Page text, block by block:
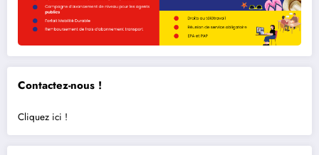
Contactez-nous !
Cliquez ici !